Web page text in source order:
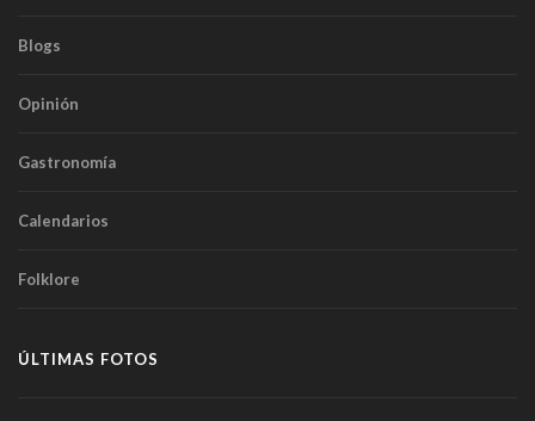
Blogs
Opinión
Gastronomía
Calendarios
Folklore
ÚLTIMAS FOTOS